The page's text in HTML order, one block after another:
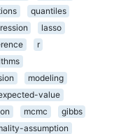
quantiles
lasso
r
modeling
value
mcmc
gibbs
assumption